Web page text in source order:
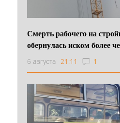
Смерть рабочего на
обернулась иском более
6 августа 21:11 1